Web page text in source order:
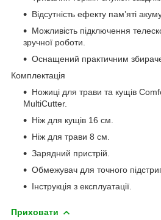
Відсутність ефекту пам’яті
Можливість підключення
зручної роботи.
Оснащений практичним
Комплектація
Ножиці для трави та кущів
MultiCutter.
Ніж для кущів 16 см.
Ніж для трави 8 см.
Зарядний пристрій.
Обмежувач для точного
Інструкція з експлуатації.
Приховати